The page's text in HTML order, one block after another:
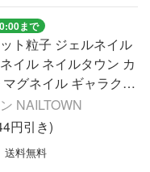
まで
ト粒子 ジェルネイル
イル ネイルタウン カ
グネイル ギャラクシ
20色セット 約3g入
ンMIX
NAILTOWN
円引き)
送料無料